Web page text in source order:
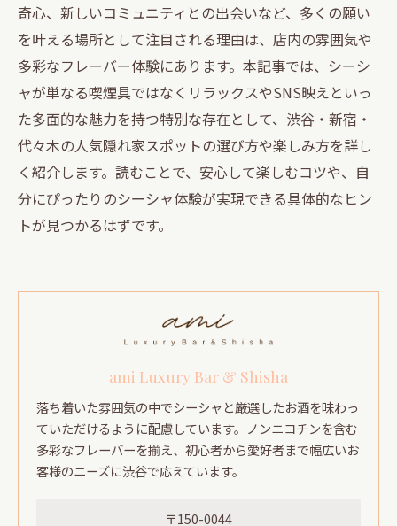
奇心、新しいコミュニティとの出会いなど、多くの願い
を叶える場所として注目される理由は、店内の雰囲気や
多彩なフレーバー体験にあります。本記事では、シーシ
ャが単なる喫煙具ではなくリラックスやSNS映えといっ
た多面的な魅力を持つ特別な存在として、渋谷・新宿・
代々木の人気隠れ家スポットの選び方や楽しみ方を詳し
く紹介します。読むことで、安心して楽しむコツや、自
分にぴったりのシーシャ体験が実現できる具体的なヒン
トが見つかるはずです。
ami Luxury Bar & Shisha
落ち着いた雰囲気の中でシーシャと厳選したお酒を味わっ
ていただけるように配慮しています。ノンニコチンを含む
多彩なフレーバーを揃え、初心者から愛好者まで幅広いお
客様のニーズに渋谷で応えています。
〒150-0044